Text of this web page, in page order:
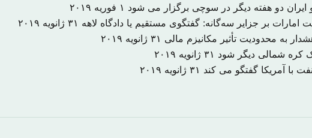
دو هفته دیگر در سوچی برگزار می شود ۱ فوریه ۲۰۱۹
امارات بر جزایر سه‌گانه: گفتگوی مستقیم یا دادگاه لاهه ۳۱ ژانویه ۲۰۱۹
به محدودیت تأثیر مکانیزم مالی ۳۱ ژانویه ۲۰۱۹
کره شمالی دیگر شود ۳۱ ژانویه ۲۰۱۹
با آمریکا گفتگو می کند ۳۱ ژانویه ۲۰۱۹